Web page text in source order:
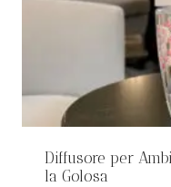
Diffusore per
la Golosa